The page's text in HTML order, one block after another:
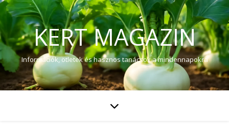
KERT MAGAZIN
Információk, ötletek és hasznos tanácsok a mindennapokra